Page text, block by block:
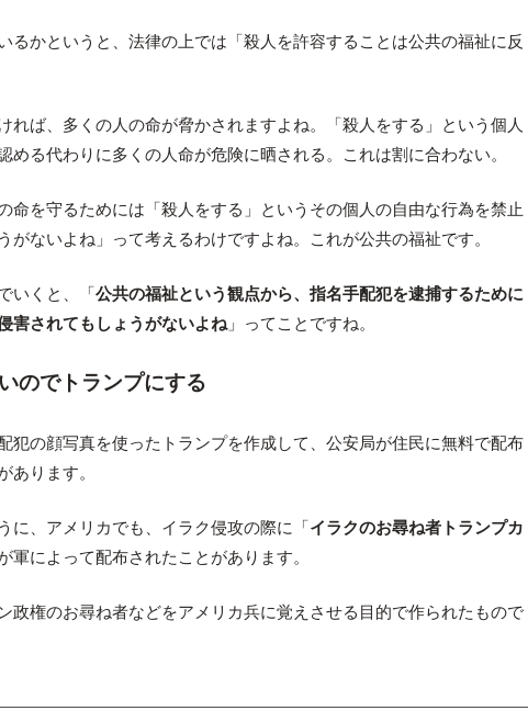
るかというと、法律の上では「殺人を許容することは公共の福祉に反
れば、多くの人の命が脅かされますよね。「殺人をする」という個人
める代わりに多くの人命が危険に晒される。これは割に合わない。
命を守るためには「殺人をする」というその個人の自由な行為を禁止
がないよね」って考えるわけですよね。これが公共の福祉です。
いくと、「公共の福祉という観点から、指名手配犯を逮捕するために
害されてもしょうがないよね 」ってことですね。
のでトランプにする
犯の顔写真を使ったトランプを作成して、公安局が住民に無料で配布
あります。
に、アメリカでも、イラク侵攻の際に「イラクのお尋ね者トランプカ
軍によって配布されたことがあります。
政権のお尋ね者などをアメリカ兵に覚えさせる目的で作られたもので